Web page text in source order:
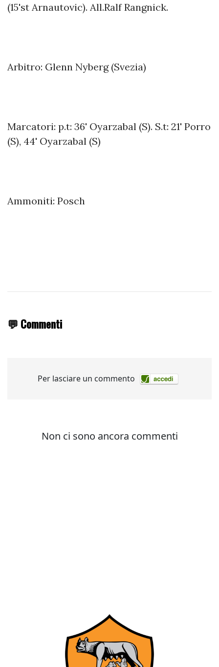
(15'st Arnautovic). All.Ralf Rangnick.
Arbitro: Glenn Nyberg (Svezia)
Marcatori: p.t: 36' Oyarzabal (S). S.t: 21' Porro
(S), 44' Oyarzabal (S)
Ammoniti: Posch
💬 Commenti